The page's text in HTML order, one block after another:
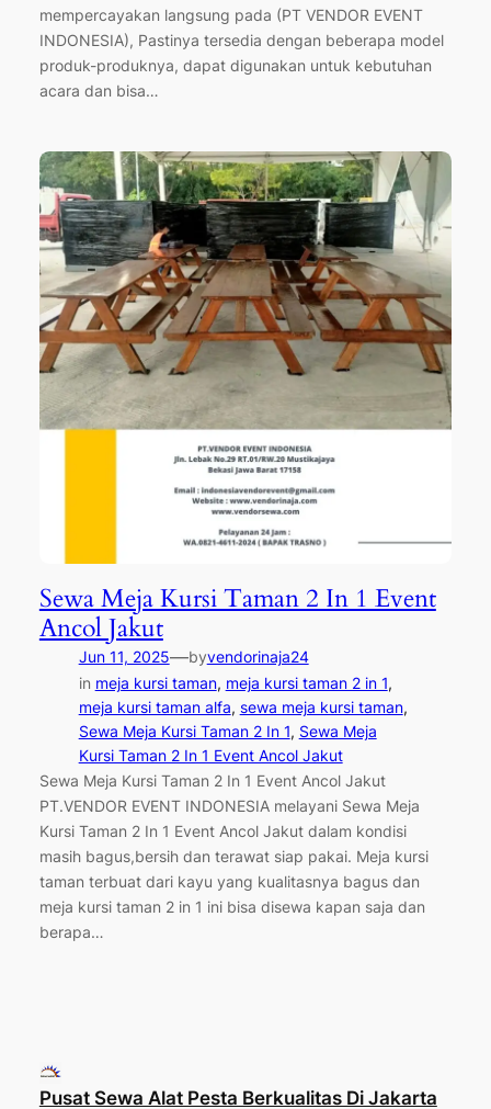
mempercayakan langsung pada (PT VENDOR EVENT
INDONESIA), Pastinya tersedia dengan beberapa model
produk-produknya, dapat digunakan untuk kebutuhan
acara dan bisa…
Sewa Meja Kursi Taman 2 In 1 Event
Ancol Jakut
Jun 11, 2025—byvendorinaja24
in meja kursi taman, meja kursi taman 2 in 1
meja kursi taman alfa, sewa meja kursi taman
Sewa Meja Kursi Taman 2 In 1, Sewa Meja
Kursi Taman 2 In 1 Event Ancol Jakut
Sewa Meja Kursi Taman 2 In 1 Event Ancol Jakut
PT.VENDOR EVENT INDONESIA melayani Sewa Meja
Kursi Taman 2 In 1 Event Ancol Jakut dalam kondisi
masih bagus,bersih dan terawat siap pakai. Meja kursi
taman terbuat dari kayu yang kualitasnya bagus dan
meja kursi taman 2 in 1 ini bisa disewa kapan saja dan
berapa…
Pusat Sewa Alat Pesta Berkualitas Di Jakarta